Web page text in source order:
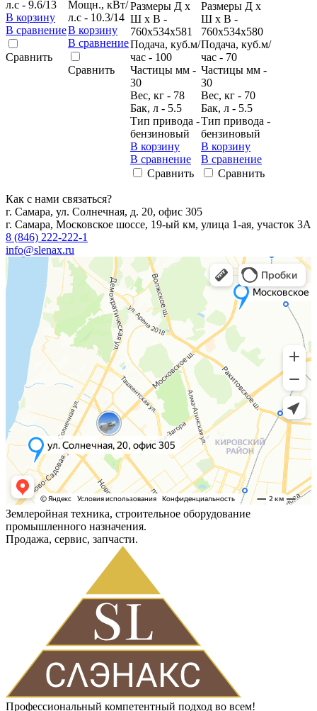
л.с - 9.6/13
В корзину
В сравнение
Сравнить
Мощн., кВт/
л.с - 10.3/14
В корзину
В сравнение
Сравнить
Размеры Д х
Ш х В -
760х534х581
Подача, куб.м/
час - 100
Частицы мм -
30
Вес, кг - 78
Бак, л - 5.5
Тип привода -
бензиновый
В корзину
В сравнение
Сравнить
Размеры Д х
Ш х В -
760х534х580
Подача, куб.м/
час - 70
Частицы мм -
30
Вес, кг - 70
Бак, л - 5.5
Тип привода -
бензиновый
В корзину
В сравнение
Сравнить
Как с нами связаться?
г. Самара, ул. Солнечная, д. 20, офис 305
г. Самара, Московское шоссе, 19-ый км, улица 1-ая, участок 3А
8 (846) 222-222-1
info@slenax.ru
Землеройная техника, строительное оборудование
промышленного назначения.
Продажа, сервис, запчасти.
Профессиональный компетентный подход во всем!